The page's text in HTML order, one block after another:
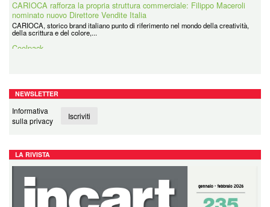
CARIOCA, storico brand italiano punto di riferimento nel mondo della creatività,
della scrittura e del colore,...
Coolpack
Coolpack Italy Srl è la filiale italiana di un grande Gruppo avente Sede in Polonia
NEWSLETTER
Informativa
sulla privacy
Iscriviti
LA RIVISTA